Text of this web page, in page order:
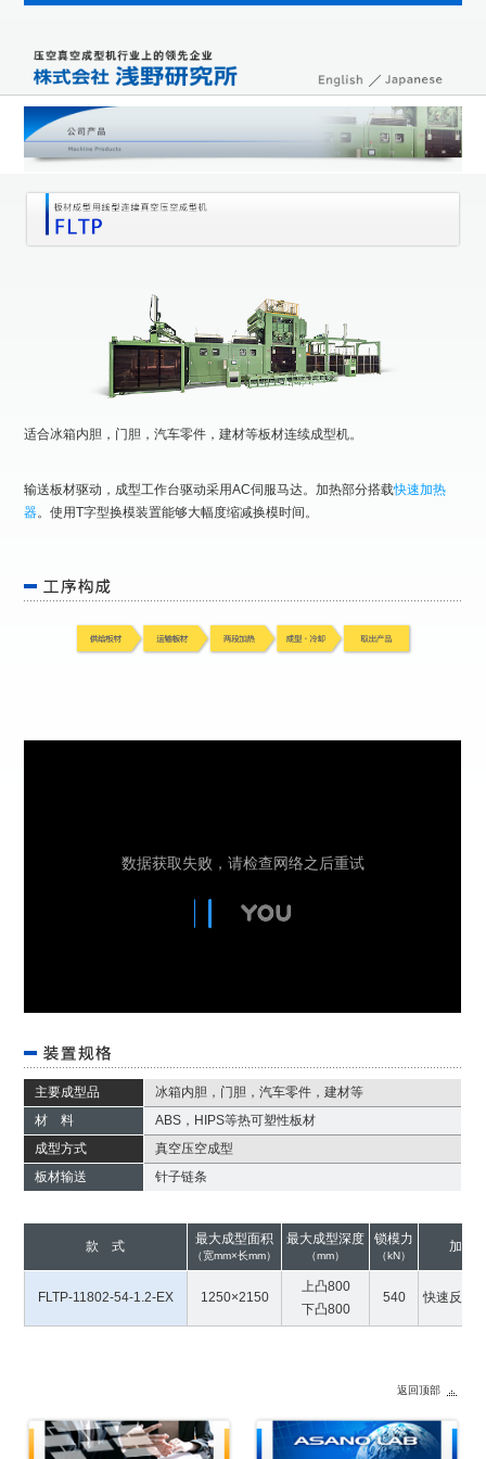
适合冰箱内胆，门胆，汽车零件，建材等板材连续成型机。
输送板材驱动，成型工作台驱动采用AC伺服马达。加热部分搭载快速加热
器。使用T字型换模装置能够大幅度缩减换模时间。
主要成型品
冰箱内胆，门胆，汽车零件，建材等
材 料
ABS，HIPS等热可塑性板材
成型方式
真空压空成型
板材输送
针子链条
款 式 最大成型面积
（宽mm×长mm）
最大成型深度
（mm）
锁模力
（kN）
加热
FLTP-11802-54-1.2-EX 1250×2150
上凸800
下凸800
540 快速反应
返回顶部